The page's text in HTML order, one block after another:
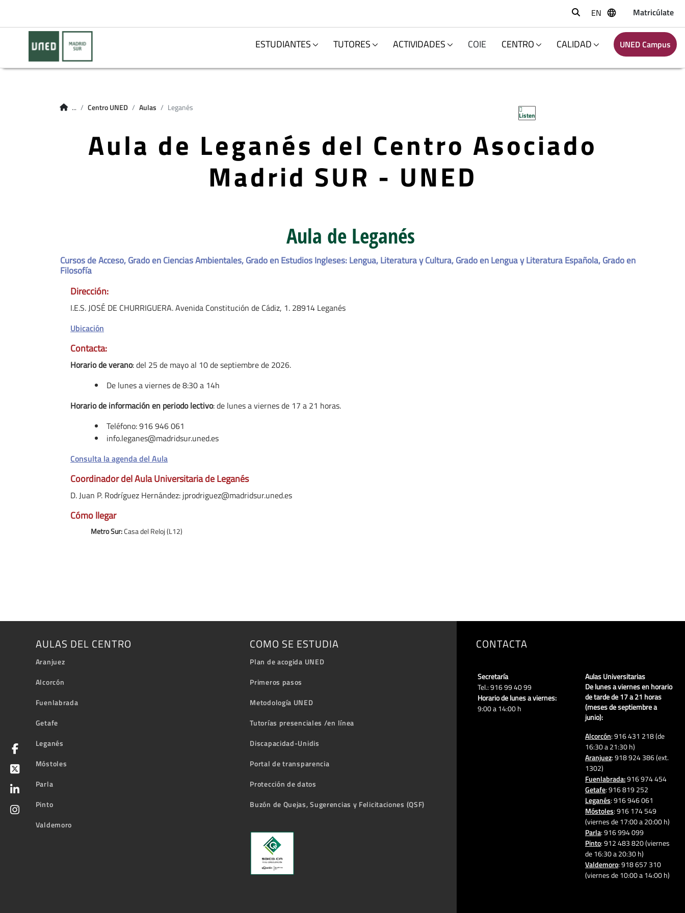
Buscar
EN Matricúlate
ESTUDIANTES TUTORES ACTIVIDADES COIE CENTRO CALIDAD UNED Campus
... Centro UNED Aulas Leganés
Listen
Aula de Leganés del Centro Asociado
Madrid SUR - UNED
Aula de Leganés
Cursos de Acceso, Grado en Ciencias Ambientales, Grado en Estudios Ingleses: Lengua, Literatura y Cultura, Grado en Lengua y Literatura Española, Grado en
Filosofía
Dirección:
I.E.S. JOSÉ DE CHURRIGUERA. Avenida Constitución de Cádiz, 1. 28914 Leganés
Ubicación
Contacta:
Horario de verano: del 25 de mayo al 10 de septiembre de 2026.
De lunes a viernes de 8:30 a 14h
Horario de información en periodo lectivo: de lunes a viernes de 17 a 21 horas.
Teléfono: 916 946 061
info.leganes@madridsur.uned.es
Consulta la agenda del Aula
Coordinador del Aula Universitaria de Leganés
D. Juan P. Rodríguez Hernández: jprodriguez@madridsur.uned.es
Cómo llegar
Metro Sur:Casa del Reloj (L12)
AULAS DEL CENTRO
Aranjuez
Alcorcón
Fuenlabrada
Getafe
Leganés
Móstoles
Parla
Pinto
Valdemoro
COMO SE ESTUDIA
Plan de acogida UNED
Primeros pasos
Metodología UNED
Tutorías presenciales /en línea
Discapacidad-Unidis
Portal de transparencia
Protección de datos
Buzón de Quejas, Sugerencias y Felicitaciones (QSF)
CONTACTA
Secretaría
Tel.: 916 99 40 99
Horario de lunes a viernes:
9:00 a 14:00 h
Aulas Universitarias
De lunes a viernes en horario
de tardede 17 a 21 horas
(meses de septiembre a
junio):
Alcorcón: 916 431 218 (de
16:30 a 21:30 h)
Aranjuez: 918 924 386 (ext.
1302)
Fuenlabrada:916 974 454
Getafe: 916 819 252
Leganés: 916 946 061
Móstoles: 916 174 549
(viernes de 17:00 a 20:00 h)
Parla: 916 994 099
Pinto: 912 483 820 (viernes
de 16:30 a 20:30 h)
Valdemoro: 918 657 310
(viernes de 10:00 a 14:00 h)